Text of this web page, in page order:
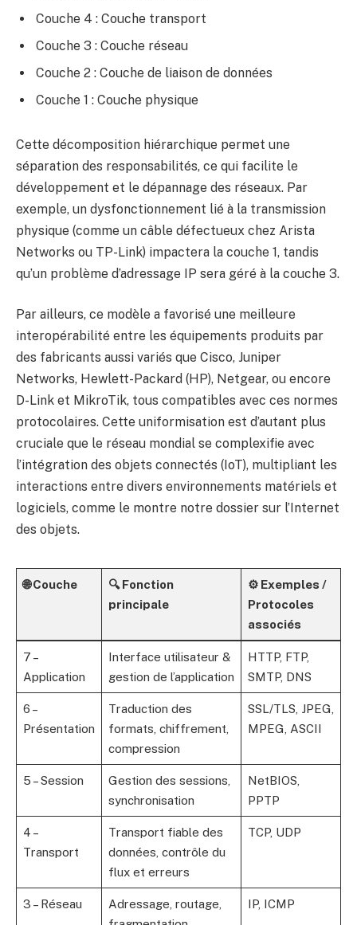
Couche 4 : Couche transport
Couche 3 : Couche réseau
Couche 2 : Couche de liaison de données
Couche 1 : Couche physique
Cette décomposition hiérarchique permet une
séparation des responsabilités, ce qui facilite le
développement et le dépannage des réseaux. Par
exemple, un dysfonctionnement lié à la transmission
physique (comme un câble défectueux chez Arista
Networks ou TP-Link) impactera la couche 1, tandis
qu’un problème d’adressage IP sera géré à la couche 3.
Par ailleurs, ce modèle a favorisé une meilleure
interopérabilité entre les équipements produits par
des fabricants aussi variés que Cisco, Juniper
Networks, Hewlett-Packard (HP), Netgear, ou encore
D-Link et MikroTik, tous compatibles avec ces normes
protocolaires. Cette uniformisation est d’autant plus
cruciale que le réseau mondial se complexifie avec
l’intégration des objets connectés (IoT), multipliant les
interactions entre divers environnements matériels et
logiciels, comme le montre notre dossier sur l’Internet
des objets.
🌐 Couche
🔍 Fonction
principale
⚙️ Exemples /
Protocoles
associés
7 –
Application
Interface utilisateur &
gestion de l’application
HTTP, FTP,
SMTP, DNS
6 –
Présentation
Traduction des
formats, chiffrement,
compression
SSL/TLS, JPEG,
MPEG, ASCII
5 – Session
Gestion des sessions,
synchronisation
NetBIOS,
PPTP
4 –
Transport
Transport fiable des
données, contrôle du
flux et erreurs
TCP, UDP
3 – Réseau
Adressage, routage,
IP, ICMP